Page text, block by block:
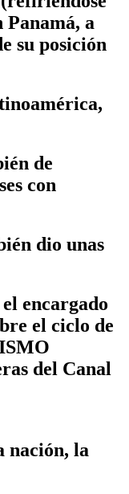
a
su posición
de
con
dio unas
encargado
el ciclo de
del Canal
nación, la